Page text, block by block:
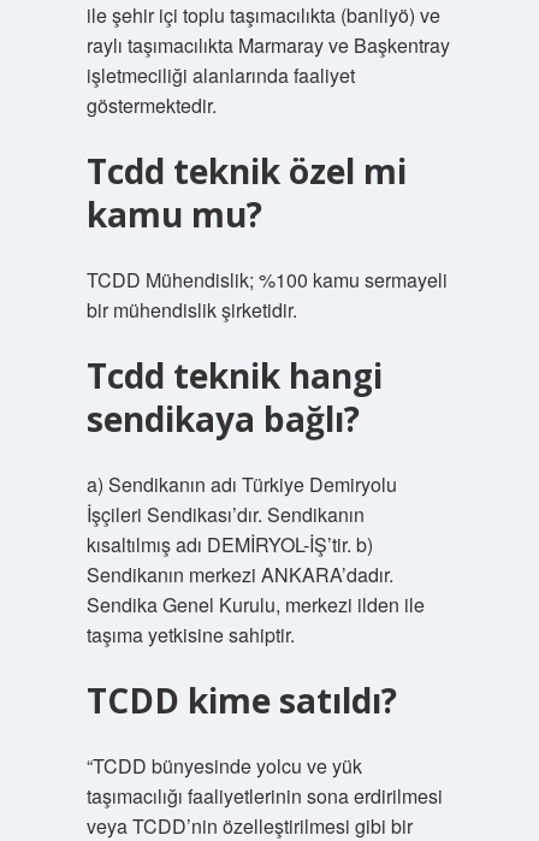
ile şehir içi toplu taşımacılıkta (banliyö) ve
raylı taşımacılıkta Marmaray ve Başkentray
işletmeciliği alanlarında faaliyet
göstermektedir.
Tcdd teknik özel mi
kamu mu?
TCDD Mühendislik; %100 kamu sermayeli
bir mühendislik şirketidir.
Tcdd teknik hangi
sendikaya bağlı?
a) Sendikanın adı Türkiye Demiryolu
İşçileri Sendikası’dır. Sendikanın
kısaltılmış adı DEMİRYOL-İŞ’tir. b)
Sendikanın merkezi ANKARA’dadır.
Sendika Genel Kurulu, merkezi ilden ile
taşıma yetkisine sahiptir.
TCDD kime satıldı?
“TCDD bünyesinde yolcu ve yük
taşımacılığı faaliyetlerinin sona erdirilmesi
veya TCDD’nin özelleştirilmesi gibi bir